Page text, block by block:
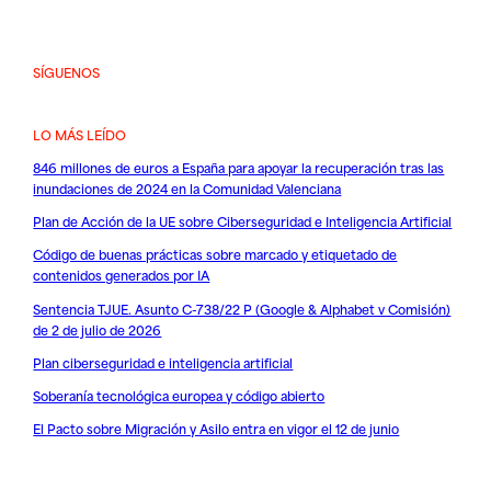
SÍGUENOS
LO MÁS LEÍDO
846 millones de euros a España para apoyar la recuperación tras las
inundaciones de 2024 en la Comunidad Valenciana
Plan de Acción de la UE sobre Ciberseguridad e Inteligencia Artificial
Código de buenas prácticas sobre marcado y etiquetado de
contenidos generados por IA
Sentencia TJUE. Asunto C-738/22 P (Google & Alphabet v Comisión)
de 2 de julio de 2026
Plan ciberseguridad e inteligencia artificial
Soberanía tecnológica europea y código abierto
El Pacto sobre Migración y Asilo entra en vigor el 12 de junio